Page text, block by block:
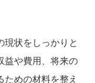
現状をしっかりと
益や費用、将来の
めの材料を整え